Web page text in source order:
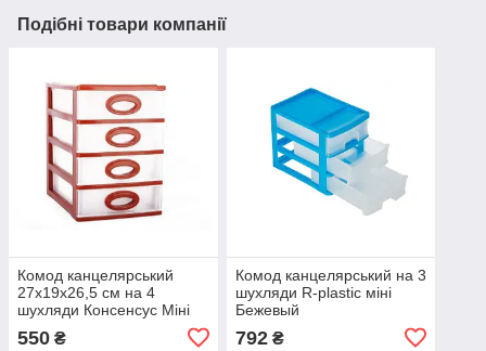
Подібні товари компанії
Комод канцелярський
27х19х26,5 см на 4
шухляди Консенсус Міні
550 ₴
Комод канцелярський на 3
шухляди R-plastic міні
Бежевый
792₴